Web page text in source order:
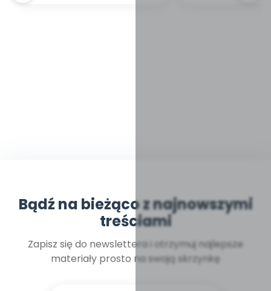
Bądź na bieżąco z najnowszymi
treściami
Zapisz się do newslettera i otrzymuj najlepsze
materiały prosto na swoją skrzynkę